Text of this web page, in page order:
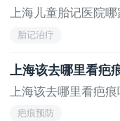
上海儿童胎记医院
胎记治疗
上海该去哪里看疤
上海该去哪里看疤
疤痕预防